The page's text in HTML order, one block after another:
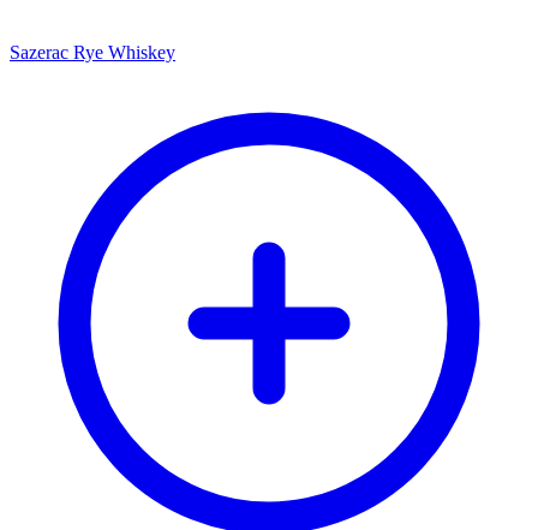
Sazerac Rye Whiskey